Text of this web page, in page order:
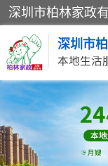
深圳市
本地生活
家居保洁
家庭保姆